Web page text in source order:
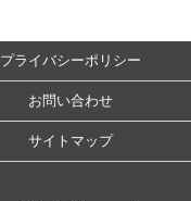
プライバシーポリシー
お問い合わせ
サイトマップ